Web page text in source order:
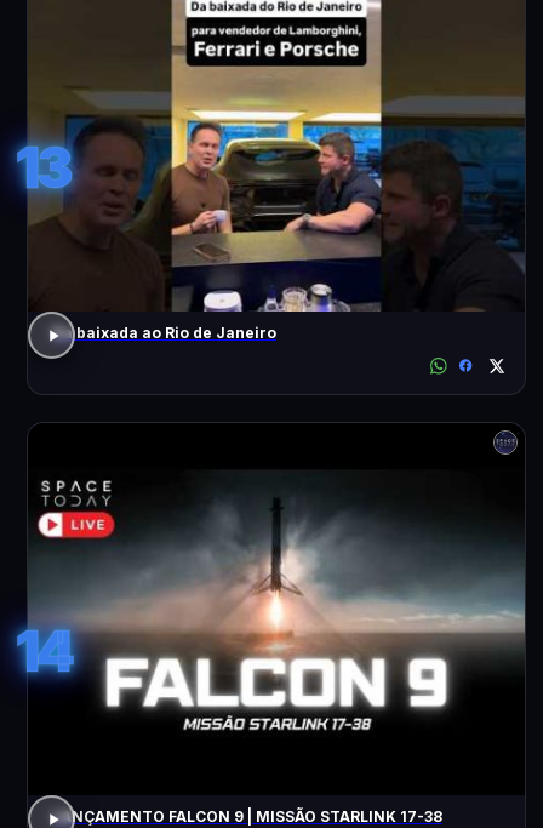
13
Da baixada ao Rio de Janeiro
14
LANÇAMENTO FALCON 9 | MISSÃO STARLINK 17-38